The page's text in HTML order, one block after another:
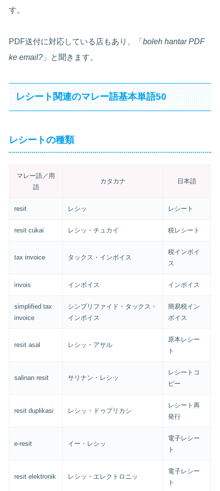
す。
PDF送付に対応している店もあり、「boleh hantar PDF
ke email? 」と聞きます。
レシート関連のマレー語基本単語50
レシートの種類
マレー語／用
語
カタカナ 日本語
resit レシッ レシート
resit cukai レシッ・チュカイ 税レシート
tax invoice タックス・インボイス
税インボイ
ス
invois インボイス インボイス
simplified tax
invoice
シンプリファイド・タックス・
インボイス
簡易税イン
ボイス
resit asal レシッ・アサル
原本レシー
ト
salinan resit サリナン・レシッ
レシートコ
ピー
resit duplikasi レシッ・ドゥプリカシ
レシート再
発行
e-resit イー・レシッ
電子レシー
ト
resit elektronik レシッ・エレクトロニッ
電子レシー
ト